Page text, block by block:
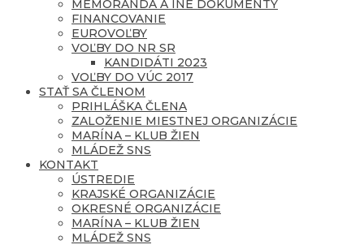
MEMORANDÁ A INÉ DOKUMENTY
FINANCOVANIE
EUROVOĽBY
VOĽBY DO NR SR
KANDIDÁTI 2023
VOĽBY DO VÚC 2017
STAŤ SA ČLENOM
PRIHLÁŠKA ČLENA
ZALOŽENIE MIESTNEJ ORGANIZÁCIE
MARÍNA – KLUB ŽIEN
MLÁDEŽ SNS
KONTAKT
ÚSTREDIE
KRAJSKÉ ORGANIZÁCIE
OKRESNÉ ORGANIZÁCIE
MARÍNA – KLUB ŽIEN
MLÁDEŽ SNS